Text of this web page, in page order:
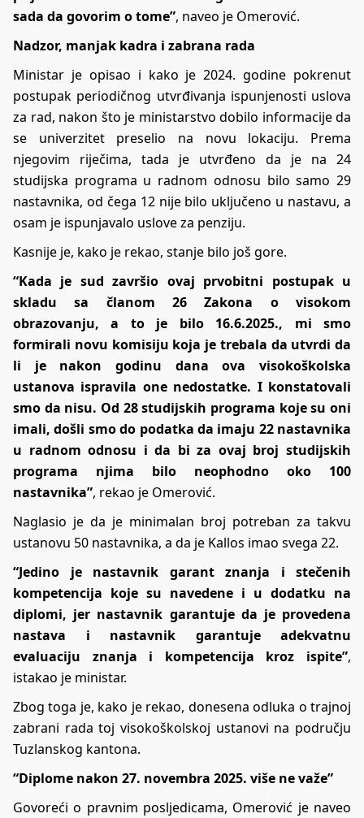
sada da govorim o tome”, naveo je Omerović.
Nadzor, manjak kadra i zabrana rada
Ministar je opisao i kako je 2024. godine pokrenut
postupak periodičnog utvrđivanja ispunjenosti uslova
za rad, nakon što je ministarstvo dobilo informacije da
se univerzitet preselio na novu lokaciju. Prema
njegovim riječima, tada je utvrđeno da je na 24
studijska programa u radnom odnosu bilo samo 29
nastavnika, od čega 12 nije bilo uključeno u nastavu, a
osam je ispunjavalo uslove za penziju.
Kasnije je, kako je rekao, stanje bilo još gore.
“Kada je sud završio ovaj prvobitni postupak u
skladu sa članom 26 Zakona o visokom
obrazovanju, a to je bilo 16.6.2025., mi smo
formirali novu komisiju koja je trebala da utvrdi da
li je nakon godinu dana ova visokoškolska
ustanova ispravila one nedostatke. I konstatovali
smo da nisu. Od 28 studijskih programa koje su oni
imali, došli smo do podatka da imaju 22 nastavnika
u radnom odnosu i da bi za ovaj broj studijskih
programa njima bilo neophodno oko 100
nastavnika”, rekao je Omerović.
Naglasio je da je minimalan broj potreban za takvu
ustanovu 50 nastavnika, a da je Kallos imao svega 22.
“Jedino je nastavnik garant znanja i stečenih
kompetencija koje su navedene i u dodatku na
diplomi, jer nastavnik garantuje da je provedena
nastava i nastavnik garantuje adekvatnu
evaluaciju znanja i kompetencija kroz ispite”,
istakao je ministar.
Zbog toga je, kako je rekao, donesena odluka o trajnoj
zabrani rada toj visokoškolskoj ustanovi na području
Tuzlanskog kantona.
“Diplome nakon 27. novembra 2025. više ne važe”
Govoreći o pravnim posljedicama, Omerović je naveo